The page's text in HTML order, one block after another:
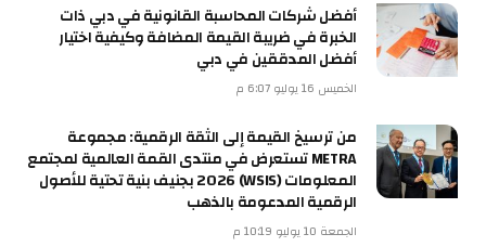
أفضل شركات المحاسبة القانونية في دبي ذات
الخبرة في ضريبة القيمة المضافة وكيفية اختيار
أفضل المدققين في دبي
الخميس 16 يوليو 6:07 م
من ترسيخ القيمة إلى الثقة الرقمية: مجموعة
METRA تستعرض في منتدى القمة العالمية لمجتمع
المعلومات (WSIS) 2026 بجنيف بنية تحتية للأصول
الرقمية المدعومة بالذهب
الجمعة 10 يوليو 10:19 م